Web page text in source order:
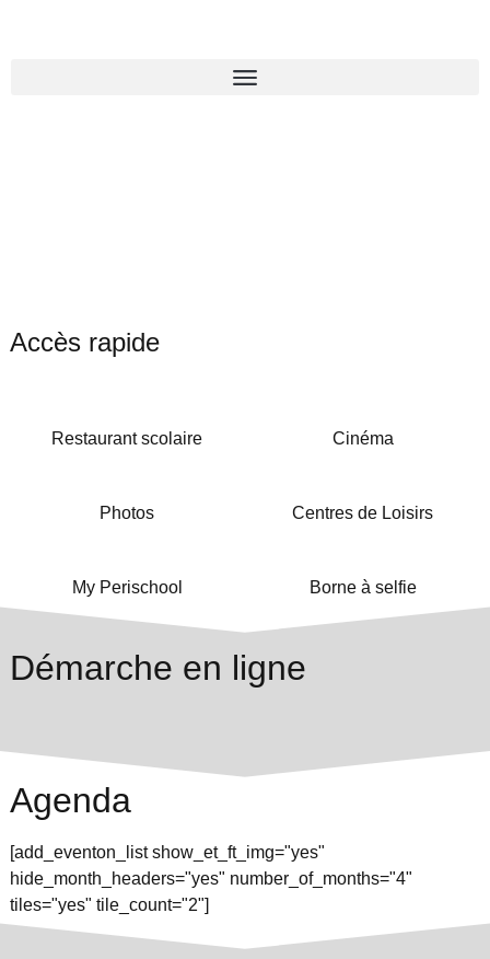
Accès rapide
Restaurant scolaire Cinéma
Photos Centres de Loisirs
My Perischool Borne à selfie
Démarche en ligne
Agenda
[add_eventon_list show_et_ft_img="yes"
hide_month_headers="yes" number_of_months="4"
tiles="yes" tile_count="2"]